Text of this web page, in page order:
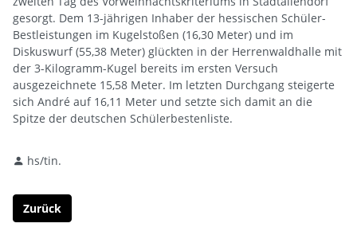
gesorgt. Dem 13-jährigen Inhaber der hessischen Schüler-
Bestleistungen im Kugelstoßen (16,30 Meter) und im
Diskuswurf (55,38 Meter) glückten in der Herrenwaldhalle mit
der 3-Kilogramm-Kugel bereits im ersten Versuch
ausgezeichnete 15,58 Meter. Im letzten Durchgang steigerte
sich André auf 16,11 Meter und setzte sich damit an die
Spitze der deutschen Schülerbestenliste.
hs/tin.
Zurück